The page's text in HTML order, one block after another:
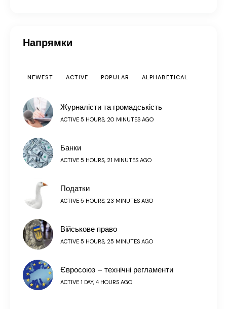
Напрямки
NEWEST ACTIVE POPULAR ALPHABETICAL
Журналісти та громадськість
ACTIVE 5 HOURS, 20 MINUTES AGO
Банки
ACTIVE 5 HOURS, 21 MINUTES AGO
Податки
ACTIVE 5 HOURS, 23 MINUTES AGO
Військове право
ACTIVE 5 HOURS, 25 MINUTES AGO
Євросоюз – технічні регламенти
ACTIVE 1 DAY, 4 HOURS AGO